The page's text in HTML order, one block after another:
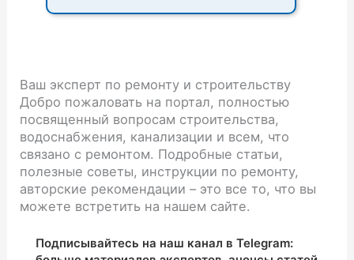
Ваш эксперт по ремонту и строительству
Добро пожаловать на портал, полностью
посвященный вопросам строительства,
водоснабжения, канализации и всем, что
связано с ремонтом. Подробные статьи,
полезные советы, инструкции по ремонту,
авторские рекомендации – это все то, что вы
можете встретить на нашем сайте.
Подписывайтесь на наш канал в Telegram: